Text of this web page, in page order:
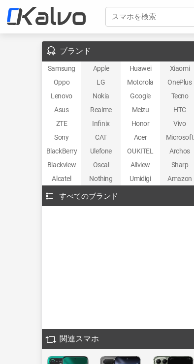
スマホを検索
ブランド
Samsung Apple Huawei
Xiaomi
Oppo
LG Motorola
OnePlus
Lenovo
Nokia Google
Tecno
Asus
Realme Meizu
HTC
ZTE
Infinix Honor
Vivo
Sony
CAT Acer
Microsoft
BlackBerry
Ulefone OUKITEL
Archos
Blackview
Oscal Allview
Sharp
Alcatel
Nothing Umidigi Amazon
すべてのブランド
関連スマホ